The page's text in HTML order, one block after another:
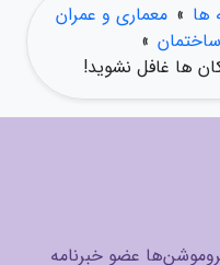
ها » معماری و عمران
»
ها غافل نشوید!
عضو خبرنامه